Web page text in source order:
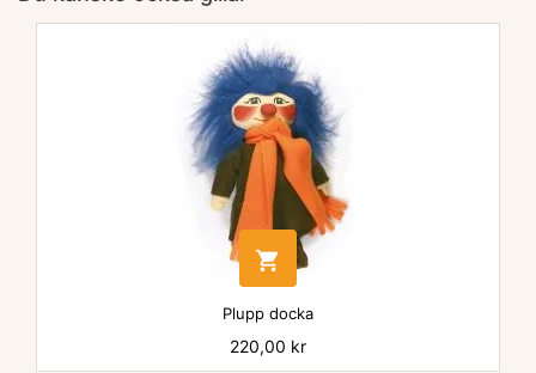

Plupp docka
Pris
220,00 kr